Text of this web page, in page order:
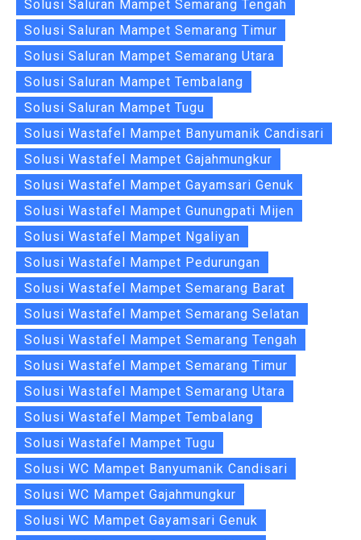
Solusi Saluran Mampet Semarang Tengah
Solusi Saluran Mampet Semarang Timur
Solusi Saluran Mampet Semarang Utara
Solusi Saluran Mampet Tembalang
Solusi Saluran Mampet Tugu
Solusi Wastafel Mampet Banyumanik Candisari
Solusi Wastafel Mampet Gajahmungkur
Solusi Wastafel Mampet Gayamsari Genuk
Solusi Wastafel Mampet Gunungpati Mijen
Solusi Wastafel Mampet Ngaliyan
Solusi Wastafel Mampet Pedurungan
Solusi Wastafel Mampet Semarang Barat
Solusi Wastafel Mampet Semarang Selatan
Solusi Wastafel Mampet Semarang Tengah
Solusi Wastafel Mampet Semarang Timur
Solusi Wastafel Mampet Semarang Utara
Solusi Wastafel Mampet Tembalang
Solusi Wastafel Mampet Tugu
Solusi WC Mampet Banyumanik Candisari
Solusi WC Mampet Gajahmungkur
Solusi WC Mampet Gayamsari Genuk